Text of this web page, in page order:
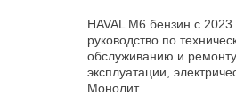
HAVAL M6 бензин с
руководство по
обслуживанию и
эксплуатации,
Монолит